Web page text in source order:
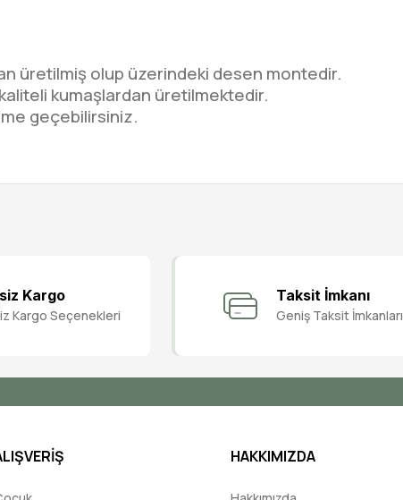
üretilmiş olup üzerindeki desen montedir.
kumaşlardan üretilmektedir.
geçebilirsiniz.
Kargo
Kargo Seçenekleri
Taksit İmkanı
Geniş Taksit İmkanları
HAKKIMIZDA